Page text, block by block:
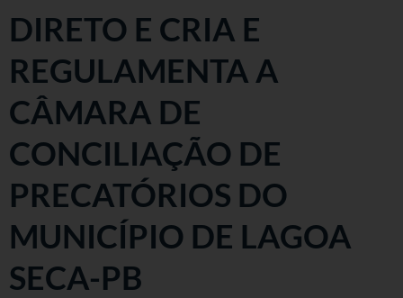
DIRETO E CRIA E
REGULAMENTA A
CÂMARA DE
CONCILIAÇÃO DE
PRECATÓRIOS DO
MUNICÍPIO DE LAGOA
SECA-PB